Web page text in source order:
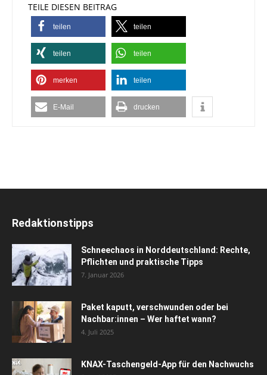
TEILE DIESEN BEITRAG
teilen teilen
teilen teilen
merken teilen
E-Mail drucken
Redaktionstipps
Schneechaos in Norddeutschland: Rechte,
Pflichten und praktische Tipps
7. Januar 2026
Paket kaputt, verschwunden oder bei
Nachbar:innen – Wer haftet wann?
4. Juli 2025
KNAX-Taschengeld-App für den Nachwuchs